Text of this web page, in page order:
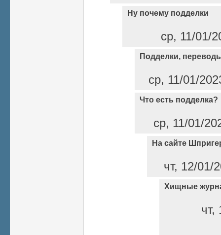
Ну почему подделки
ср, 11/01/
Подделки,
ср, 11/01/
Что есть подделка?
ср, 11/01/
На сайте
чт, 12/01/
Хищные
чт,